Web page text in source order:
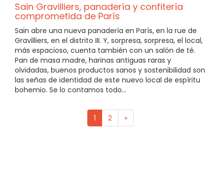
Sain Gravilliers, panadería y confitería
comprometida de París
Sain abre una nueva panadería en París, en la rue de
Gravilliers, en el distrito III. Y, sorpresa, sorpresa, el local,
más espacioso, cuenta también con un salón de té.
Pan de masa madre, harinas antiguas raras y
olvidadas, buenos productos sanos y sostenibilidad son
las señas de identidad de este nuevo local de espíritu
bohemio. Se lo contamos todo...
1 2 »